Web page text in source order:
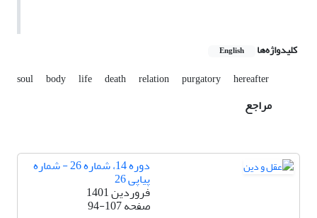
کلیدواژه‌ها English
soul body life death relation purgatory hereafter
مراجع
دوره 14، شماره 26 - شماره
پیاپی 26
فروردین 1401
صفحه94-107